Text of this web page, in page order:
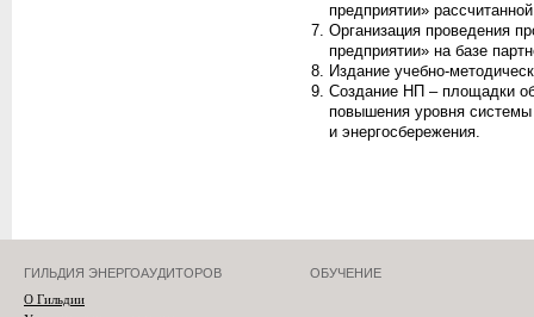
предприятии»
Организация проведения
предприятии» на базе
Издание учебно-
Создание НП – площадки
повышения уровня
и энергосбережения.
ГИЛЬДИЯ ЭНЕРГОАУДИТОРОВ
О Гильдии
ОБУЧЕНИЕ